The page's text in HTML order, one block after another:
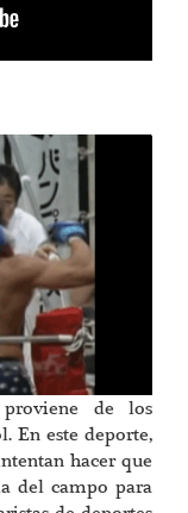
de los
En este deporte,
hacer que
del campo para